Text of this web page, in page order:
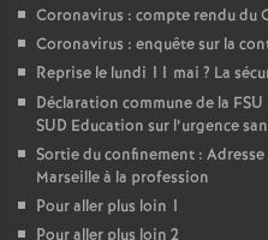
Coronavirus : compte rendu du
Coronavirus : enquête sur la
Reprise le lundi 11 mai ? La
Déclaration commune de la FSU
SUD Education sur l’urgence
Sortie du confinement :
Marseille à la profession
Pour aller plus loin 1